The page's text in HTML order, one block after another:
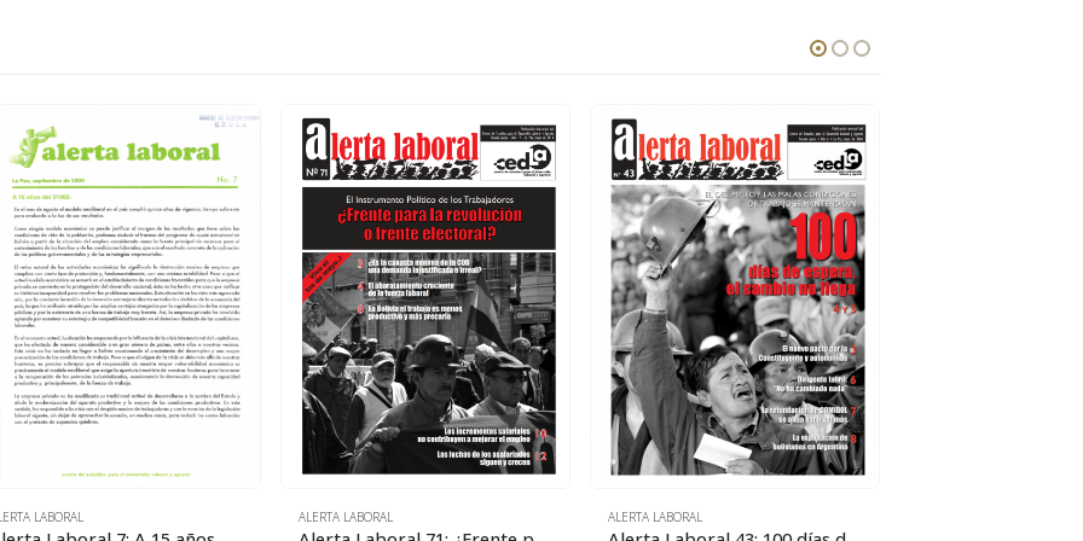
LABORAL ALERTA LABORAL ALERTA LABORAL